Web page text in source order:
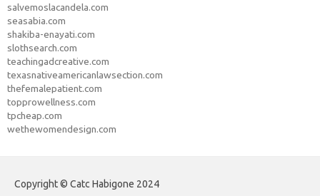
salvemoslacandela.com
seasabia.com
shakiba-enayati.com
slothsearch.com
teachingadcreative.com
texasnativeamericanlawsection.com
thefemalepatient.com
topprowellness.com
tpcheap.com
wethewomendesign.com
Copyright © Catc Habigone 2024